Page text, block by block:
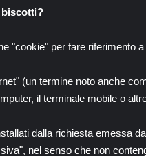
biscotti?
"cookie" per fare riferimento
(un termine noto anche
il terminale mobile o
dalla richiesta emessa
nel senso che non